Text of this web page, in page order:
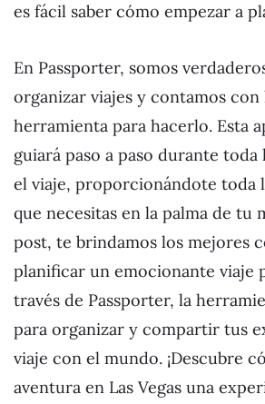
es fácil saber cómo empezar a
En Passporter, somos
organizar viajes y contamos
herramienta para hacerlo. Esta
guiará paso a paso durante
el viaje, proporcionándote toda
que necesitas en la palma de tu
post, te brindamos los mejores
planificar un emocionante viaje
través de Passporter, la
para organizar y compartir tus
viaje con el mundo. ¡Descubre
aventura en Las Vegas una